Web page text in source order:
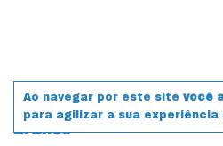
Ao navegar por este site você
para agilizar a sua experiência
Tênis Usaflex AO1500
Branco